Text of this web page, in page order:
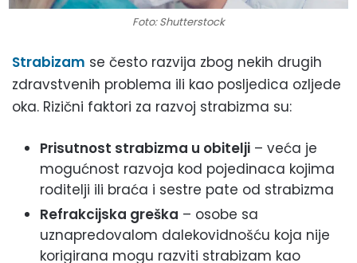
Foto: Shutterstock
Strabizam se često razvija zbog nekih drugih
zdravstvenih problema ili kao posljedica ozljede
oka. Rizični faktori za razvoj strabizma su:
Prisutnost strabizma u obitelji – veća je
mogućnost razvoja kod pojedinaca kojima
roditelji ili braća i sestre pate od strabizma
Refrakcijska greška – osobe sa
uznapredovalom dalekovidnošću koja nije
korigirana mogu razviti strabizam kao